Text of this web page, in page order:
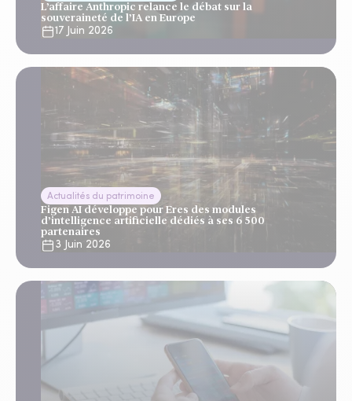
L’affaire Anthropic relance le débat sur la
souveraineté de l’IA en Europe
17 Juin 2026
Actualités du patrimoine
Figen AI développe pour Eres des modules
d’intelligence artificielle dédiés à ses 6 500
partenaires
3 Juin 2026